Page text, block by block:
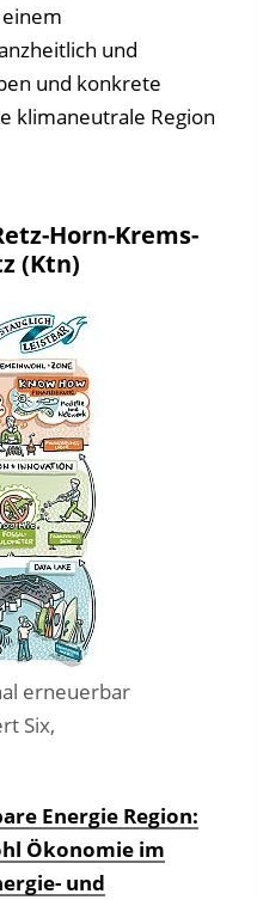
und
und konkrete
klimaneutrale Region
Horn-Krems-
(Ktn)
erneuerbar
Six,
Energie Region:
Ökonomie im
und